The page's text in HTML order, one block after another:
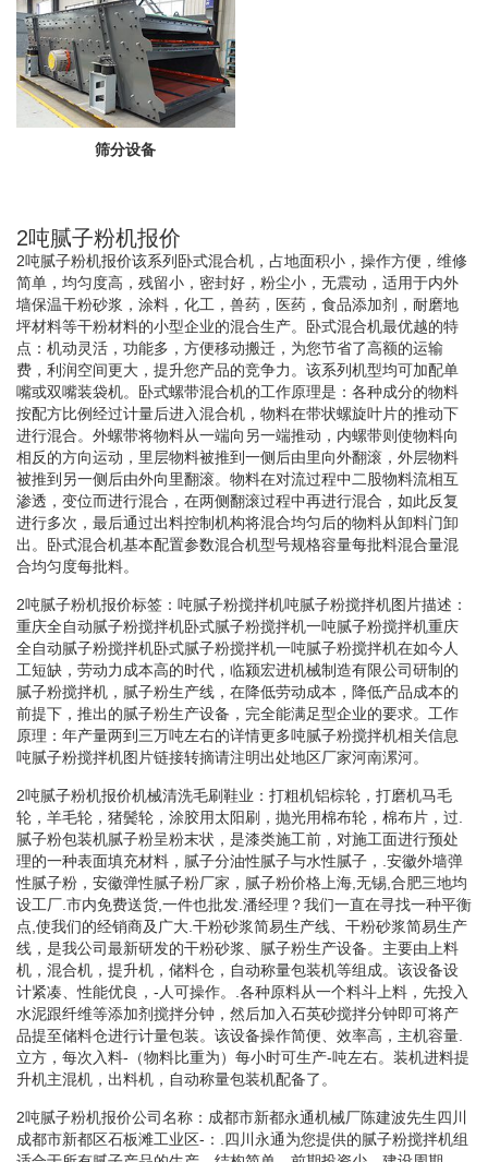
筛分设备
2吨腻子粉机报价
2吨腻子粉机报价该系列卧式混合机，占地面积小，操作方便，维修
简单，均匀度高，残留小，密封好，粉尘小，无震动，适用于内外
墙保温干粉砂浆，涂料，化工，兽药，医药，食品添加剂，耐磨地
坪材料等干粉材料的小型企业的混合生产。卧式混合机最优越的特
点：机动灵活，功能多，方便移动搬迁，为您节省了高额的运输
费，利润空间更大，提升您产品的竞争力。该系列机型均可加配单
嘴或双嘴装袋机。卧式螺带混合机的工作原理是：各种成分的物料
按配方比例经过计量后进入混合机，物料在带状螺旋叶片的推动下
进行混合。外螺带将物料从一端向另一端推动，内螺带则使物料向
相反的方向运动，里层物料被推到一侧后由里向外翻滚，外层物料
被推到另一侧后由外向里翻滚。物料在对流过程中二股物料流相互
渗透，变位而进行混合，在两侧翻滚过程中再进行混合，如此反复
进行多次，最后通过出料控制机构将混合均匀后的物料从卸料门卸
出。卧式混合机基本配置参数混合机型号规格容量每批料混合量混
合均匀度每批料。
2吨腻子粉机报价标签：吨腻子粉搅拌机吨腻子粉搅拌机图片描述：
重庆全自动腻子粉搅拌机卧式腻子粉搅拌机一吨腻子粉搅拌机重庆
全自动腻子粉搅拌机卧式腻子粉搅拌机一吨腻子粉搅拌机在如今人
工短缺，劳动力成本高的时代，临颍宏进机械制造有限公司研制的
腻子粉搅拌机，腻子粉生产线，在降低劳动成本，降低产品成本的
前提下，推出的腻子粉生产设备，完全能满足型企业的要求。工作
原理：年产量两到三万吨左右的详情更多吨腻子粉搅拌机相关信息
吨腻子粉搅拌机图片链接转摘请注明出处地区厂家河南漯河。
2吨腻子粉机报价机械清洗毛刷鞋业：打粗机铝棕轮，打磨机马毛
轮，羊毛轮，猪鬓轮，涂胶用太阳刷，抛光用棉布轮，棉布片，过.
腻子粉包装机腻子粉呈粉末状，是漆类施工前，对施工面进行预处
理的一种表面填充材料，腻子分油性腻子与水性腻子，.安徽外墙弹
性腻子粉，安徽弹性腻子粉厂家，腻子粉价格上海,无锡,合肥三地均
设工厂.市内免费送货,一件也批发.潘经理？我们一直在寻找一种平衡
点,使我们的经销商及广大.干粉砂浆简易生产线、干粉砂浆简易生产
线，是我公司最新研发的干粉砂浆、腻子粉生产设备。主要由上料
机，混合机，提升机，储料仓，自动称量包装机等组成。该设备设
计紧凑、性能优良，-人可操作。.各种原料从一个料斗上料，先投入
水泥跟纤维等添加剂搅拌分钟，然后加入石英砂搅拌分钟即可将产
品提至储料仓进行计量包装。该设备操作简便、效率高，主机容量.
立方，每次入料-（物料比重为）每小时可生产-吨左右。装机进料提
升机主混机，出料机，自动称量包装机配备了。
2吨腻子粉机报价公司名称：成都市新都永通机械厂陈建波先生四川
成都市新都区石板滩工业区-：.四川永通为您提供的腻子粉搅拌机组